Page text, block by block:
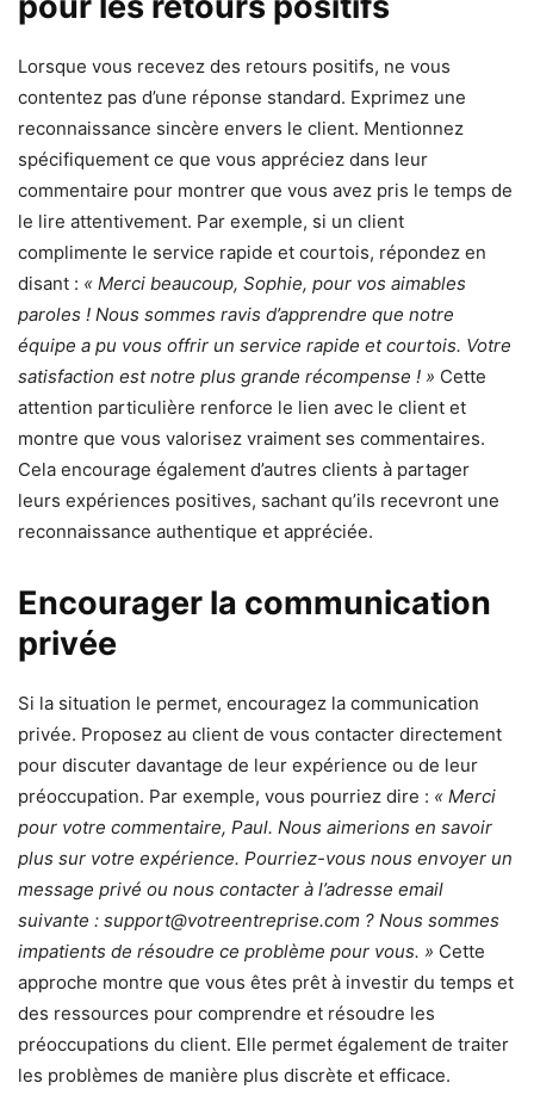
Lorsque vous recevez des retours positifs, ne vous
contentez pas d’une réponse standard. Exprimez une
reconnaissance sincère envers le client. Mentionnez
spécifiquement ce que vous appréciez dans leur
commentaire pour montrer que vous avez pris le temps de
le lire attentivement. Par exemple, si un client
complimente le service rapide et courtois, répondez en
disant : « Merci beaucoup, Sophie, pour vos aimables
paroles ! Nous sommes ravis d’apprendre que notre
équipe a pu vous offrir un service rapide et courtois. Votre
satisfaction est notre plus grande récompense ! » Cette
attention particulière renforce le lien avec le client et
montre que vous valorisez vraiment ses commentaires.
Cela encourage également d’autres clients à partager
leurs expériences positives, sachant qu’ils recevront une
reconnaissance authentique et appréciée.
Encourager la communication
privée
Si la situation le permet, encouragez la communication
privée. Proposez au client de vous contacter directement
pour discuter davantage de leur expérience ou de leur
préoccupation. Par exemple, vous pourriez dire : « Merci
pour votre commentaire, Paul. Nous aimerions en savoir
plus sur votre expérience. Pourriez-vous nous envoyer un
message privé ou nous contacter à l’adresse email
suivante : support@votreentreprise.com ? Nous sommes
impatients de résoudre ce problème pour vous. » Cette
approche montre que vous êtes prêt à investir du temps et
des ressources pour comprendre et résoudre les
préoccupations du client. Elle permet également de traiter
les problèmes de manière plus discrète et efficace.